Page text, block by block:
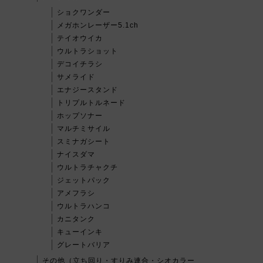
ショクワンダー
メガホンレーザー5.1ch
テイオウイカ
ウルトラショット
デコイチラシ
サメライド
エナジースタンド
トリプルトルネード
ホップソナー
マルチミサイル
スミナガシート
ナイスダマ
ウルトラチャクチ
ジェットパック
アメフラシ
ウルトラハンコ
カニタンク
キューインキ
グレートバリア
その他（立ち回り・すりみ連合・シオカラー